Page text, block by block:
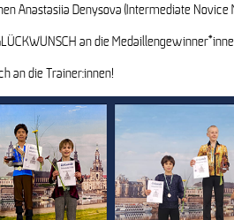
Anastasiia Denysova (Intermediate Novice
an die
an die Trainer:innen!